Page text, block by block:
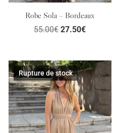
Robe Sola – Bordeaux
55.00€ Le
était :
55.00€.
27.50€Le
est :
27.50€.
PROMO !
Rupture de stock